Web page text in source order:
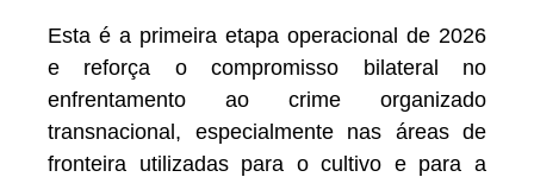
Esta é a primeira etapa operacional de 2026
e reforça o compromisso bilateral no
enfrentamento ao crime organizado
transnacional, especialmente nas áreas de
fronteira utilizadas para o cultivo e para a